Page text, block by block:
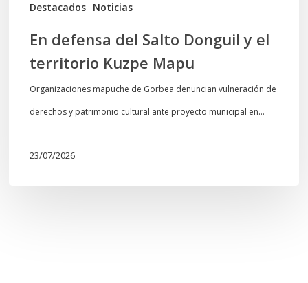
Destacados Noticias
En defensa del Salto Donguil y el
territorio Kuzpe Mapu
Organizaciones mapuche de Gorbea denuncian vulneración de
derechos y patrimonio cultural ante proyecto municipal en…
23/07/2026